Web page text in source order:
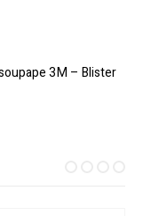
3M – Blister